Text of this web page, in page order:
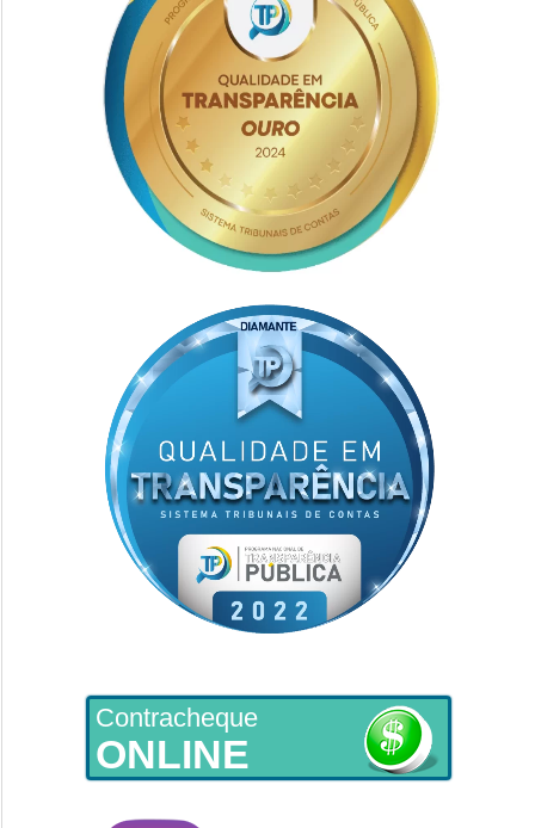
Contracheque
ONLINE